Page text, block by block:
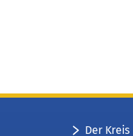
Der